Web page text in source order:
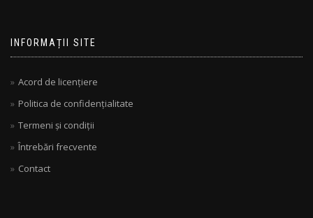
INFORMAȚII SITE
Acord de licențiere
Politica de confidențialitate
Termeni și condiții
Întrebări frecvente
Contact